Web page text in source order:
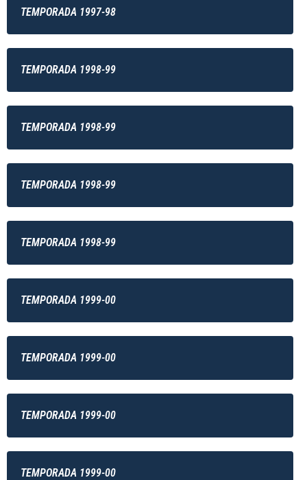
TEMPORADA 1997-98
TEMPORADA 1998-99
TEMPORADA 1998-99
TEMPORADA 1998-99
TEMPORADA 1998-99
TEMPORADA 1999-00
TEMPORADA 1999-00
TEMPORADA 1999-00
TEMPORADA 1999-00